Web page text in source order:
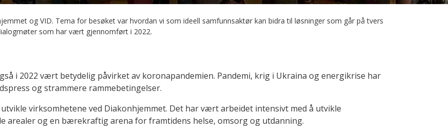
og VID. Tema for besøket var hvordan vi som ideell samfunnsaktør kan bidra til løsninger som går på tvers
som har vært gjennomført i 2022.
i 2022 vært betydelig påvirket av koronapandemien. Pandemi, krig i Ukraina og energikrise har
og strammere rammebetingelser.
virksomhetene ved Diakonhjemmet. Det har vært arbeidet intensivt med å utvikle
arealer og en bærekraftig arena for framtidens helse, omsorg og utdanning.